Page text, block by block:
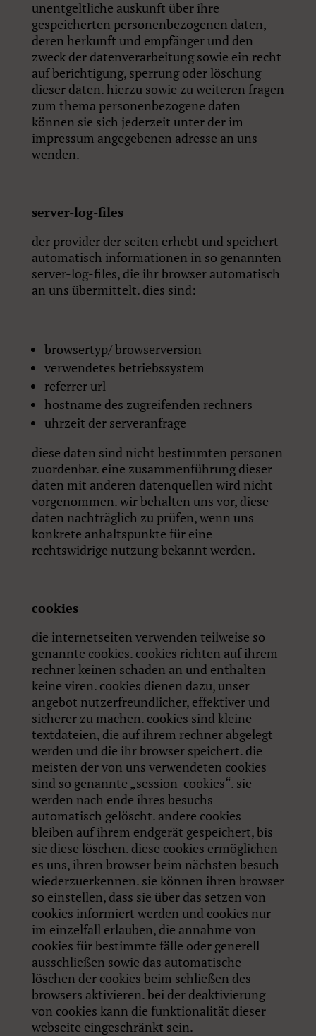
unentgeltliche auskunft über ihre
gespeicherten personenbezogenen daten,
deren herkunft und empfänger und den
zweck der datenverarbeitung sowie ein recht
auf berichtigung, sperrung oder löschung
dieser daten. hierzu sowie zu weiteren fragen
zum thema personenbezogene daten
können sie sich jederzeit unter der im
impressum angegebenen adresse an uns
wenden.
server-log-files
der provider der seiten erhebt und speichert
automatisch informationen in so genannten
server-log-files, die ihr browser automatisch
an uns übermittelt. dies sind:
browsertyp/ browserversion
verwendetes betriebssystem
referrer url
hostname des zugreifenden rechners
uhrzeit der serveranfrage
diese daten sind nicht bestimmten personen
zuordenbar. eine zusammenführung dieser
daten mit anderen datenquellen wird nicht
vorgenommen. wir behalten uns vor, diese
daten nachträglich zu prüfen, wenn uns
konkrete anhaltspunkte für eine
rechtswidrige nutzung bekannt werden.
cookies
die internetseiten verwenden teilweise so
genannte cookies. cookies richten auf ihrem
rechner keinen schaden an und enthalten
keine viren. cookies dienen dazu, unser
angebot nutzerfreundlicher, effektiver und
sicherer zu machen. cookies sind kleine
textdateien, die auf ihrem rechner abgelegt
werden und die ihr browser speichert. die
meisten der von uns verwendeten cookies
sind so genannte „session-cookies“. sie
werden nach ende ihres besuchs
automatisch gelöscht. andere cookies
bleiben auf ihrem endgerät gespeichert, bis
sie diese löschen. diese cookies ermöglichen
es uns, ihren browser beim nächsten besuch
wiederzuerkennen. sie können ihren browser
so einstellen, dass sie über das setzen von
cookies informiert werden und cookies nur
im einzelfall erlauben, die annahme von
cookies für bestimmte fälle oder generell
ausschließen sowie das automatische
löschen der cookies beim schließen des
browsers aktivieren. bei der deaktivierung
von cookies kann die funktionalität dieser
webseite eingeschränkt sein.